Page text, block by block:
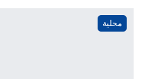
محلية